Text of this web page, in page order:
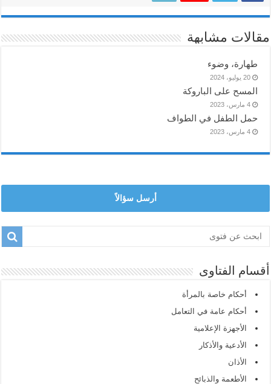
مقالات مشابهة
طهارة، وضوء
20 يوليو، 2024
المسح على الباروكة
4 مارس، 2023
حمل الطفل في الطواف
4 مارس، 2023
أرسل سؤالاً
أقسام الفتاوى
أحكام خاصة بالمرأة
أحكام عامة في التعامل
الأجهزة الإعلامية
الأدعية والأذكار
الأذان
الأطعمة والذبائح